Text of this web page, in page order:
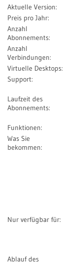
Aktuelle Version:
Preis pro Jahr:
Anzahl
Abonnements:
Anzahl
Verbindungen:
Virtuelle Desktops:
Support:
Laufzeit des
Abonnements:
Funktionen:
Was Sie
bekommen:
Nur verfügbar für:
Ablauf des